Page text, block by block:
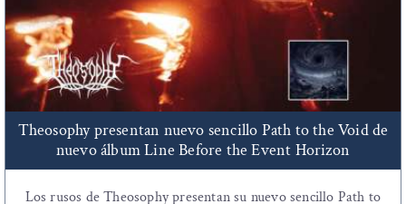
Theosophy presentan nuevo sencillo Path to the Void de
nuevo álbum Line Before the Event Horizon
Los rusos de Theosophy presentan su nuevo sencillo Path to